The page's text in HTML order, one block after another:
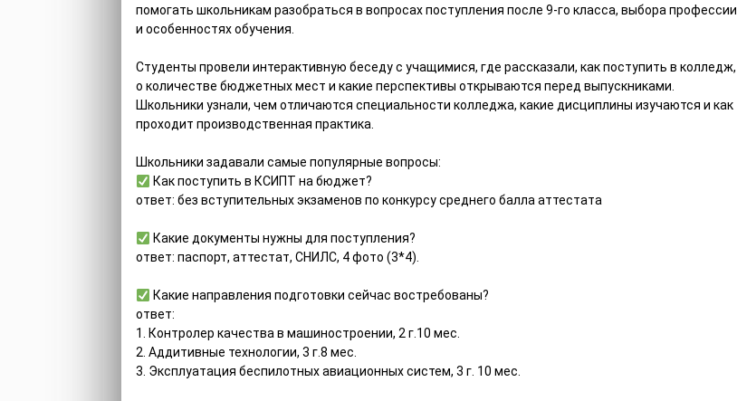
помогать школьникам разобраться в вопросах поступления после 9-го класса, выбора профессии
и особенностях обучения.
Студенты провели интерактивную беседу с учащимися, где рассказали, как поступить в колледж,
о количестве бюджетных мест и какие перспективы открываются перед выпускниками.
Школьники узнали, чем отличаются специальности колледжа, какие дисциплины изучаются и как
проходит производственная практика.
Школьники задавали самые популярные вопросы:
Как поступить в КСИПТ на бюджет?
ответ: без вступительных экзаменов по конкурсу среднего балла аттестата
Какие документы нужны для поступления?
ответ: паспорт, аттестат, СНИЛС, 4 фото (3*4).
Какие направления подготовки сейчас востребованы?
ответ:
1. Контролер качества в машиностроении, 2 г.10 мес.
2. Аддитивные технологии, 3 г.8 мес.
3. Эксплуатация беспилотных авиационных систем, 3 г. 10 мес.